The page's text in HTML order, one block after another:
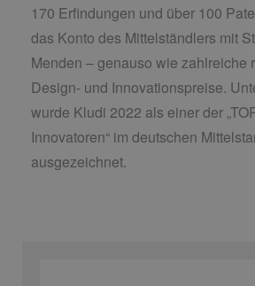
170 Erfindungen und über 100
das Konto des Mittelständlers mit
Menden – genauso wie zahlreiche
Design- und Innovationspreise.
wurde Kludi 2022 als einer der
Innovatoren“ im deutschen
ausgezeichnet.